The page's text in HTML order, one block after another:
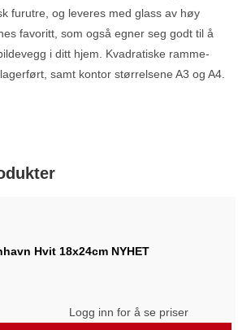
furutre, og leveres med glass av høy
favoritt, som også egner seg godt til å
i ditt hjem. Kvadratiske ramme-
samt kontor størrelsene A3 og A4.
Hvit 18x24cm NYHET
Logg inn for å se priser